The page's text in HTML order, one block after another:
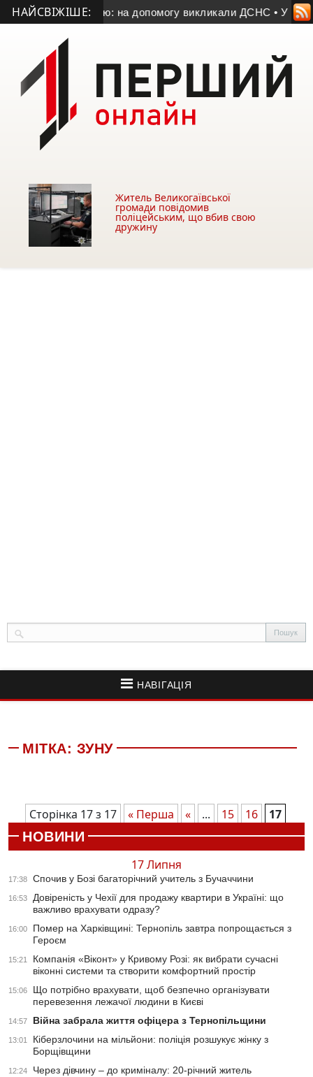
НАЙСВІЖІШЕ:
під капотом змію: на допомогу викликали ДСНС • У
Житель Великогаївської
громади повідомив
поліцейським, що вбив свою
дружину
НАВІГАЦІЯ
МІТКА: ЗУНУ
Сторінка 17 з 17 « Перша « ... 15 16
17
НОВИНИ
17 Липня
17:38 Спочив у Бозі багаторічний учитель з Бучаччини
16:53
Довіреність у Чехії для продажу квартири в Україні: що
важливо врахувати одразу?
16:00
Помер на Харківщині: Тернопіль завтра попрощається з
Героєм
15:21
Компанія «Віконт» у Кривому Розі: як вибрати сучасні
віконні системи та створити комфортний простір
15:06
Що потрібно врахувати, щоб безпечно організувати
перевезення лежачої людини в Києві
14:57 Війна забрала життя офіцера з Тернопільщини
13:01
Кіберзлочини на мільйони: поліція розшукує жінку з
Борщівщини
12:24
Через дівчину – до криміналу: 20-річний житель